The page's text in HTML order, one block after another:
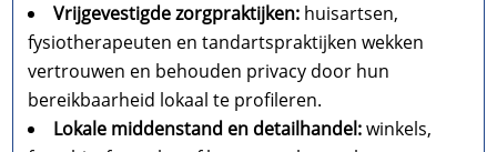
Vrijgevestigde zorgpraktijken: huisartsen,
fysiotherapeuten en tandartspraktijken wekken
vertrouwen en behouden privacy door hun
bereikbaarheid lokaal te profileren.
Lokale middenstand en detailhandel:winkels,